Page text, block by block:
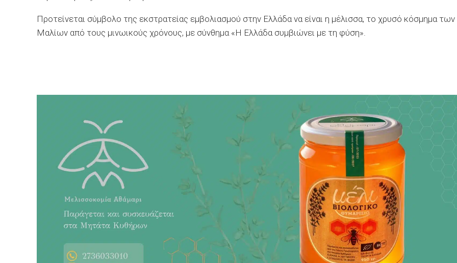
Προτείνεται σύμβολο της εκστρατείας εμβολιασμού στην Ελλάδα να είναι η μέλισσα, το χρυσό κόσμημα των
Μαλίων από τους μινωικούς χρόνους, με σύνθημα «Η Ελλάδα συμβιώνει με τη φύση».